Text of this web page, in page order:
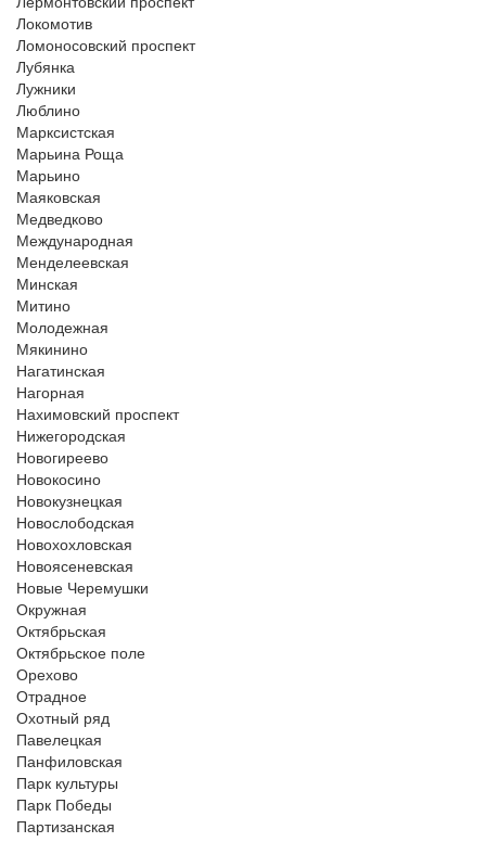
Локомотив
Ломоносовский проспект
Лубянка
Лужники
Люблино
Марксистская
Марьина Роща
Марьино
Маяковская
Медведково
Международная
Менделеевская
Минская
Митино
Молодежная
Мякинино
Нагатинская
Нагорная
Нахимовский проспект
Нижегородская
Новогиреево
Новокосино
Новокузнецкая
Новослободская
Новохохловская
Новоясеневская
Новые Черемушки
Окружная
Октябрьская
Октябрьское поле
Орехово
Отрадное
Охотный ряд
Павелецкая
Панфиловская
Парк культуры
Парк Победы
Партизанская